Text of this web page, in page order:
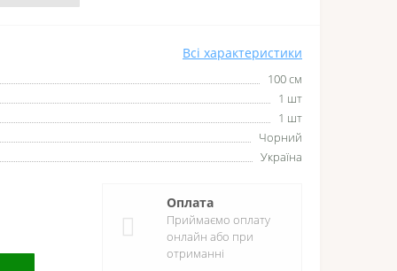
Всі характеристики
100 см
1 шт
1 шт
Чорний
Україна
Оплата
Приймаємо оплату
онлайн або при
отриманні